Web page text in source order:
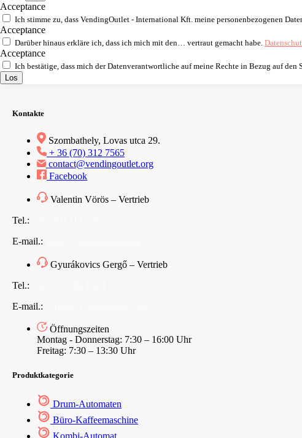
Acceptance
Ich stimme zu, dass VendingOutlet - International Kft. meine personenbezogenen
Acceptance
Darüber hinaus erkläre ich, dass ich mich mit den… vertraut gemacht habe.
Acceptance
Ich bestätige, dass mich der Datenverantwortliche auf meine Rechte in Bezug auf
Los
Kontakte
Szombathely, Lovas utca 29.
+ 36 (70) 312 7565
contact@vendingoutlet.org
Facebook
Valentin Vörös – Vertrieb
Tel.:
E-mail.:
Gyurákovics Gergő – Vertrieb
Tel.:
E-mail.:
Öffnungszeiten
Montag - Donnerstag: 7:30 – 16:00 Uhr
Freitag: 7:30 – 13:30 Uhr
Produktkategorie
Drum-Automaten
Büro-Kaffeemaschine
Kombi-Automat